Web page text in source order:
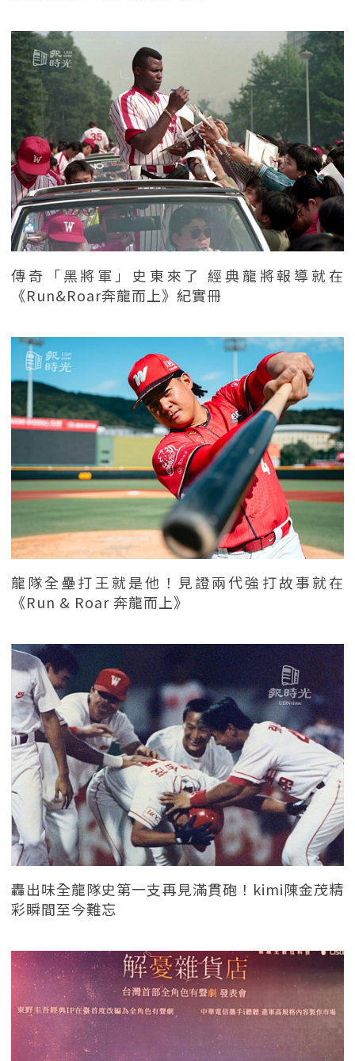
傳奇「黑將軍」史東來了 經典龍將報導就在
《Run&Roar奔龍而上》紀實冊
龍隊全壘打王就是他！見證兩代強打故事就在
《Run & Roar 奔龍而上》
轟出味全龍隊史第一支再見滿貫砲！kimi陳金茂精
彩瞬間至今難忘